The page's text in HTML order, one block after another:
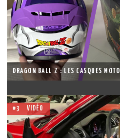
DRAGON BALL Z : LES CASQUES MOTO
#3 VIDÉO